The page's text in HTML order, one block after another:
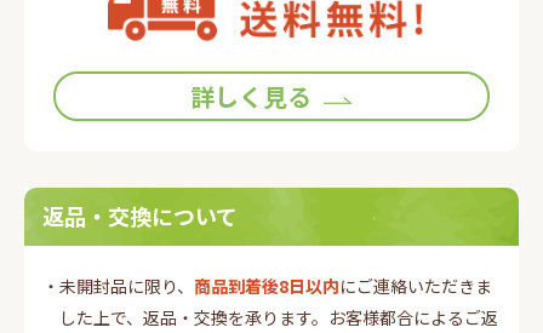
詳しく見る
返品・交換について
・未開封品に限り、 商品到着後8日以内にご連絡いただきま
した上で、返品・交換を承ります。お客様都合によるご返